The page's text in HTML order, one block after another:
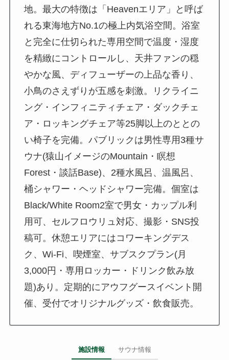
地。最大の特徴は「Heavenエリア」と呼ば
れる東海地方No.1の極上内気浴空間。浴室
と完全に仕切られた専用空間で温度・湿度
を精緻にコントロールし、天井ファンの穏
やかな風、ディフューザーの上品な香り、
小鳥のさえずりが五感を刺激。リクライニ
ング・インフィニティチェア・ダックチェ
ア・ロッキングチェア等25脚以上のととの
い椅子を完備。パブリックは男性専用3種サ
ウナ(猿山イメージのMountain・瞑想
Forest・談話Base)、2種水風呂、温風呂、
桶シャワー・ヘッドシャワー完備。個室は
Black/White Room2室で男女・カップル利
用可、セルフロウリュ対応、撮影・SNS投
稿可。休憩エリアにはコワーキングデス
ク、Wi-Fi、喫煙室、サブスクプラン(月
3,000円・専用ロッカー・ドリンク飲み放
題)あり。定期的にアウフグースイベント開
催、受付でオリジナルグッズ・飲食販売。
施設情報 サウナ情報